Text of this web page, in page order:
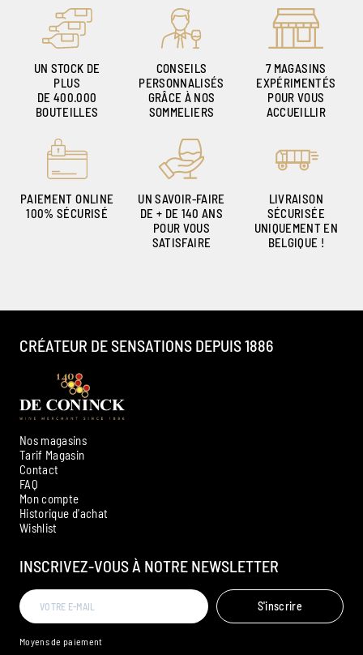
UN STOCK DE
PLUS
DE 400.000
BOUTEILLES
CONSEILS
PERSONNALISÉS
GRÂCE À NOS
SOMMELIERS
7 MAGASINS
EXPÉRIMENTÉS
POUR VOUS
ACCUEILLIR
PAIEMENT ONLINE
100% SÉCURISÉ
UN SAVOIR-FAIRE
DE + DE 140 ANS
POUR VOUS
SATISFAIRE
LIVRAISON
SÉCURISÉE
UNIQUEMENT EN
BELGIQUE !
Nos magasins
Tarif Magasin
Contact
FAQ
Mon compte
Historique d'achat
Wishlist
INSCRIVEZ-VOUS À NOTRE NEWSLETTER
S'inscrire
CRÉATEUR DE SENSATIONS DEPUIS 1886
Moyens de paiement